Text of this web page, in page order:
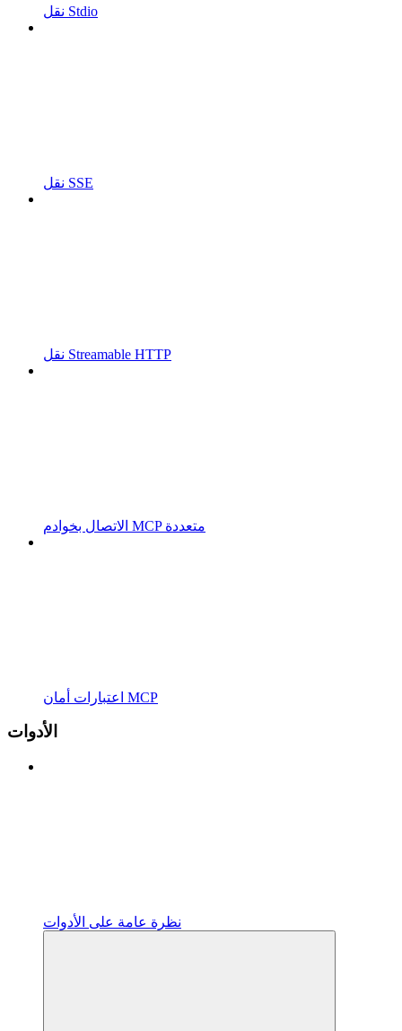
نقل Stdio
نقل SSE
نقل Streamable HTTP
الاتصال بخوادم MCP متعددة
اعتبارات أمان MCP
الأدوات
نظرة عامة على الأدوات